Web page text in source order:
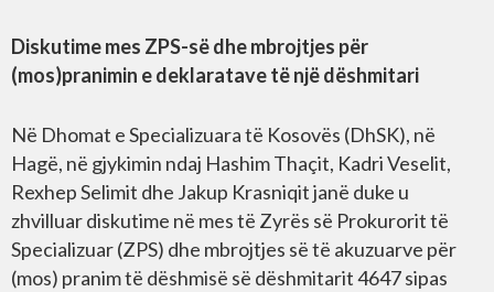
Diskutime mes ZPS-së dhe mbrojtjes për
(mos)pranimin e deklaratave të një dëshmitari
Në Dhomat e Specializuara të Kosovës (DhSK), në
Hagë, në gjykimin ndaj Hashim Thaçit, Kadri Veselit,
Rexhep Selimit dhe Jakup Krasniqit janë duke u
zhvilluar diskutime në mes të Zyrës së Prokurorit të
Specializuar (ZPS) dhe mbrojtjes së të akuzuarve për
(mos) pranim të dëshmisë së dëshmitarit 4647 sipas